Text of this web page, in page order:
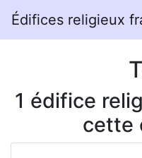
Édifices religieux
1 édifice
cette